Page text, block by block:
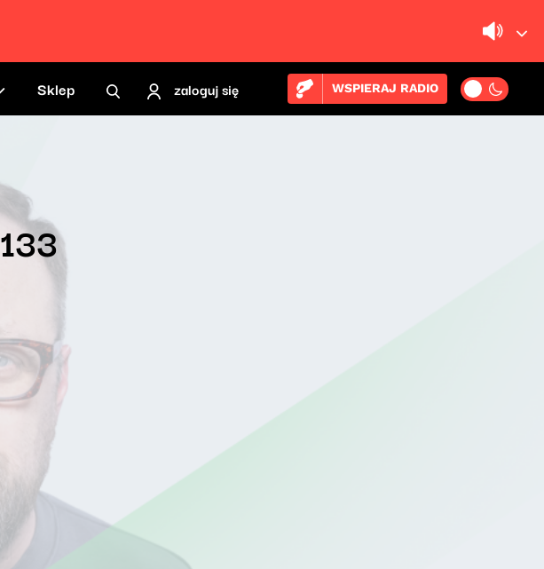
Sklep zaloguj się WSPIERAJ RADIO